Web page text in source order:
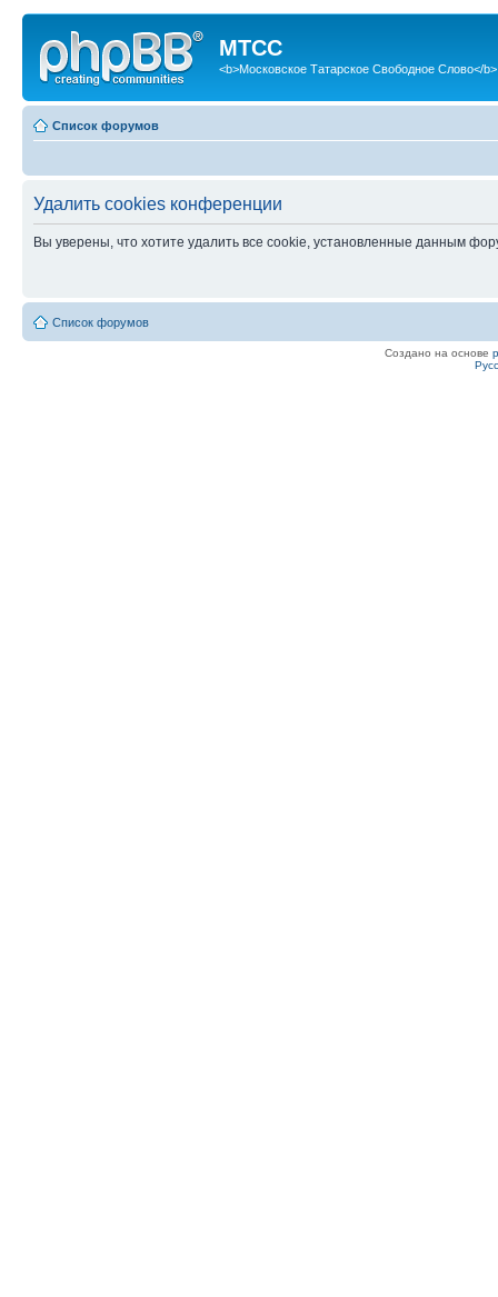
МТСС
<b>Московское Татарское Свободное Слово</b>
Список форумов
Удалить cookies конференции
Вы уверены, что хотите удалить все cookie, установленные данным
Список форумов
Создано на основе